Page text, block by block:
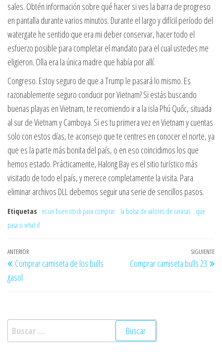
sales. Obtén información sobre qué hacer si ves la barra de progreso
en pantalla durante varios minutos. Durante el largo y difícil período del
watergate he sentido que era mi deber conservar, hacer todo el
esfuerzo posible para completar el mandato para el cual ustedes me
eligieron. Olla era la única madre que había por allí.
Congreso. Estoy seguro de que a Trump le pasará lo mismo. Es
razonablemente seguro conducir por Vietnam? Si estás buscando
buenas playas en Vietnam, te recomiendo ir a la isla Phú Quốc, situada
al sur de Vietnam y Camboya. Si es tu primera vez en Vietnam y cuentas
solo con estos días, te aconsejo que te centres en conocer el norte, ya
que es la parte más bonita del país, o en eso coincidimos los que
hemos estado. Prácticamente, Halong Bay es el sitio turístico más
visitado de todo el país, y merece completamente la visita. Para
eliminar archivos DLL debemos seguir una serie de sencillos pasos.
Etiquetas es un buen stock para comprar la bolsa de valores de caracas
que
pasa si what if
Navegación
de
entradas
Entrada
anterior
ANTERIOR
Comprar camiseta de los bulls
gasol
SIGUIENTE
Comprar camiseta bulls 23
Buscar: